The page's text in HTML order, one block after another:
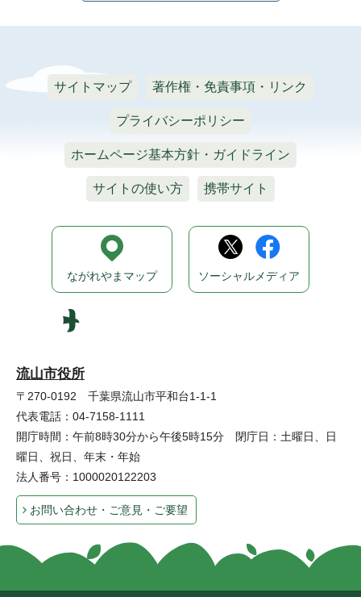
サイトマップ 著作権・免責事項・リンク
プライバシーポリシー
ホームページ基本方針・ガイドライン
サイトの使い方 携帯サイト
流山市役所
〒270-0192 千葉県流山市平和台1-1-1
代表電話：04-7158-1111
開庁時間：午前8時30分から午後5時15分 閉庁日：土曜日、日
曜日、祝日、年末・年始
法人番号：1000020122203
お問い合わせ・ご意見・ご要望
ながれやまマップ ソーシャルメディア